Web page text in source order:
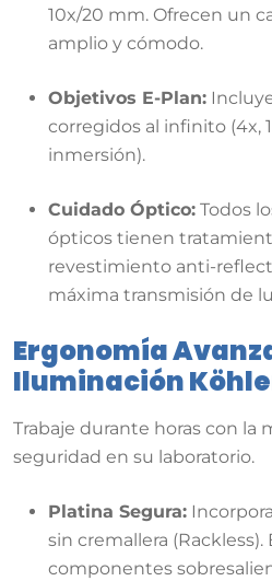
10x/20 mm. Ofrecen un
amplio y cómodo.
Objetivos E-Plan:
corregidos al infinito (4x,
inmersión).
Cuidado Óptico: Todos
ópticos tienen
revestimiento anti-
máxima transmisión de
Ergonomía
Iluminación
Trabaje durante horas con la
seguridad en su laboratorio.
Platina Segura:
sin cremallera
componentes